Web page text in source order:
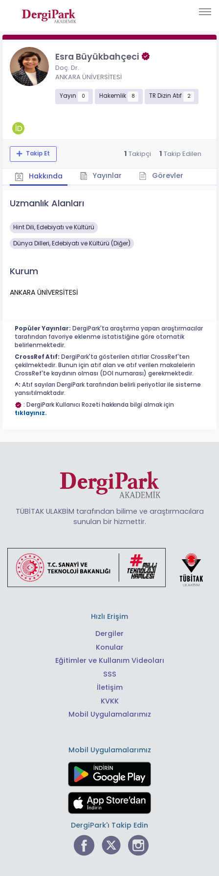
Esra Büyükbahçeci
Doç. Dr.
ANKARA ÜNİVERSİTESİ
Yayın 0 Hakemlik 8 TR Dizin Atıf 2
Takip Et 1 Takipçi 1 Takip Edilen
Hakkında Yayınlar Görevler
Uzmanlık Alanları
Hint Dili, Edebiyatı ve Kültürü
Dünya Dilleri, Edebiyatı ve Kültürü (Diğer)
Kurum
ANKARA ÜNİVERSİTESİ
Popüler Yayınlar: DergiPark'ta araştırma yapan araştırmacılar
tarafından favoriye eklenme istatistiğine göre otomatik
belirlenmektedir.
CrossRef Atıf: DergiPark'ta gösterilen atıflar CrossRef'ten
çekilmektedir. Bunun için atıf alan ve atıf verilen makalelerin
CrossRef'te kaydının olması (DOI numarası) gerekmektedir.
^: Atıf sayıları DergiPark tarafından belirli periyotlar ile sisteme
yansıtılmaktadır.
: DergiPark Kullanıcı Rozeti hakkında bilgi almak için
tıklayınız.
TÜBİTAK ULAKBİM tarafından bilime ve araştırmacılara
sunulan bir hizmettir.
Hızlı Erişim
Dergiler
Konular
Eğitimler ve Kullanım Videoları
SSS
İletişim
KVKK
Mobil Uygulamalarımız
Mobil Uygulamalarımız
DergiPark'ı Takip Edin